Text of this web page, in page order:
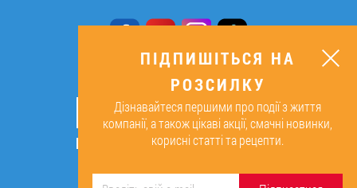
ПІДПИШІТЬСЯ НА РОЗСИЛКУ
ОК
Підписуючись, я даю згоду на
ПІДПИШІТЬСЯ НА
РОЗСИЛКУ
Дізнавайтеся першими про події з життя
компанії, а також цікаві акції, смачні новинки,
корисні статті та рецепти.